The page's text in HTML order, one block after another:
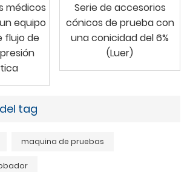
médicos
equipo
flujo de
Serie de accesorios
cónicos de prueba con
una conicidad del 6%
(Luer)
tag
maquina de pruebas